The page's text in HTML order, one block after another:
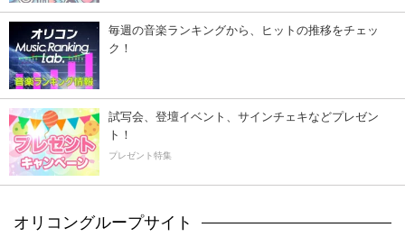
毎週の音楽ランキングから、ヒットの推移をチェッ
ク！
試写会、登壇イベント、サインチェキなどプレゼン
ト！
プレゼント特集
オリコングループサイト